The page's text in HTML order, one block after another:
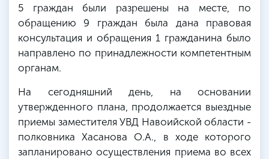
5 граждан были разрешены на месте, по
обращению 9 граждан была дана правовая
консультация и обращения 1 гражданина было
направлено по принадлежности компетентным
органам.
На сегодняшний день, на основании
утвержденного плана, продолжается выездные
приемы заместителя УВД Навоийской области -
полковника Хасанова О.А., в ходе которого
запланировано осуществления приема во всех